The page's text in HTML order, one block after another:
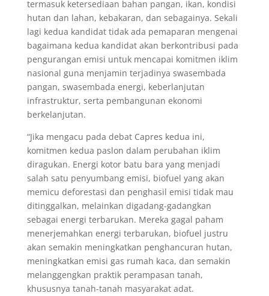
termasuk ketersediaan bahan pangan, ikan, kondisi
hutan dan lahan, kebakaran, dan sebagainya. Sekali
lagi kedua kandidat tidak ada pemaparan mengenai
bagaimana kedua kandidat akan berkontribusi pada
pengurangan emisi untuk mencapai komitmen iklim
nasional guna menjamin terjadinya swasembada
pangan, swasembada energi, keberlanjutan
infrastruktur, serta pembangunan ekonomi
berkelanjutan.
“Jika mengacu pada debat Capres kedua ini,
komitmen kedua paslon dalam perubahan iklim
diragukan. Energi kotor batu bara yang menjadi
salah satu penyumbang emisi, biofuel yang akan
memicu deforestasi dan penghasil emisi tidak mau
ditinggalkan, melainkan digadang-gadangkan
sebagai energi terbarukan. Mereka gagal paham
menerjemahkan energi terbarukan, biofuel justru
akan semakin meningkatkan penghancuran hutan,
meningkatkan emisi gas rumah kaca, dan semakin
melanggengkan praktik perampasan tanah,
khususnya tanah-tanah masyarakat adat.